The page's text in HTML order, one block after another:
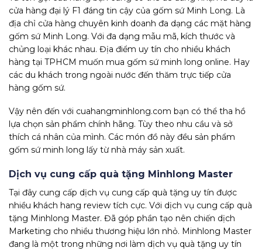
cửa hàng đại lý F1 đáng tin cậy của gốm sứ Minh Long. Là
địa chỉ cửa hàng chuyên kinh doanh đa dạng các mặt hàng
gốm sứ Minh Long. Với đa dạng mẫu mã, kích thước và
chủng loại khác nhau. Địa điểm uy tín cho nhiều khách
hàng tại TPHCM muốn mua gốm sứ minh long online. Hay
các du khách trong ngoài nước đến thăm trực tiếp cửa
hàng gốm sứ.
Vậy nên đến với cuahangminhlong.com bạn có thể tha hồ
lựa chọn sản phẩm chính hãng. Tùy theo nhu cầu và sở
thích cá nhân của mình. Các món đồ này đều sản phẩm
gốm sứ minh long lấy từ nhà máy sản xuất.
Dịch vụ cung cấp quà tặng Minhlong Master
Tại đây cung cấp dịch vụ cung cấp quà tặng uy tín được
nhiều khách hang review tích cực. Với dịch vụ cung cấp quà
tặng Minhlong Master. Đã góp phần tạo nên chiến dịch
Marketing cho nhiều thương hiệu lớn nhỏ. Minhlong Master
đang là một trong những nơi làm dịch vụ quà tặng uy tín